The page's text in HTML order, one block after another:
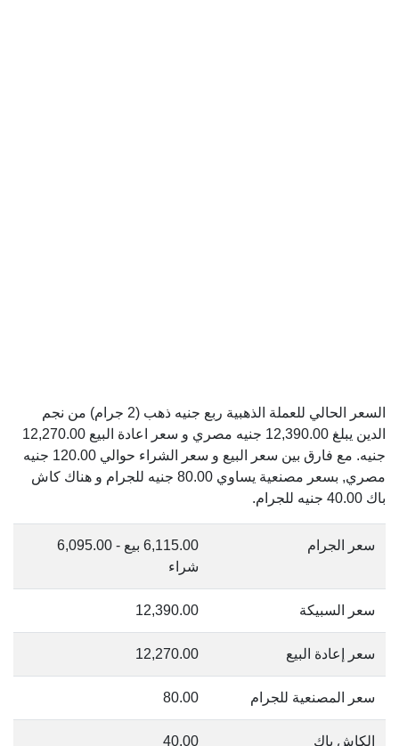
السعر الحالي للعملة الذهبية ربع جنيه ذهب (2 جرام) من نجم
الدين يبلغ 12,390.00 جنيه مصري و سعر اعادة البيع 12,270.00
جنيه. مع فارق بين سعر البيع و سعر الشراء حوالي 120.00 جنيه
مصري, بسعر مصنعية يساوي 80.00 جنيه للجرام و هناك كاش
باك 40.00 جنيه للجرام.
سعر الجرام
6,115.00 بيع - 6,095.00
شراء
سعر السبيكة 12,390.00
سعر إعادة البيع 12,270.00
سعر المصنعية للجرام 80.00
الكاش باك 40.00